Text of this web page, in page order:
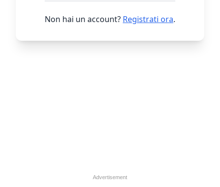
Non hai un account? Registrati ora.